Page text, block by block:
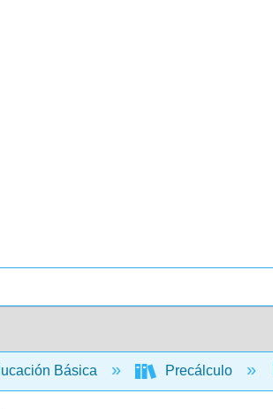
Básica Precálculo